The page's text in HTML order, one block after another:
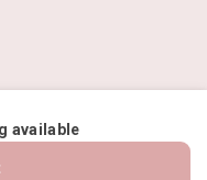
available
する